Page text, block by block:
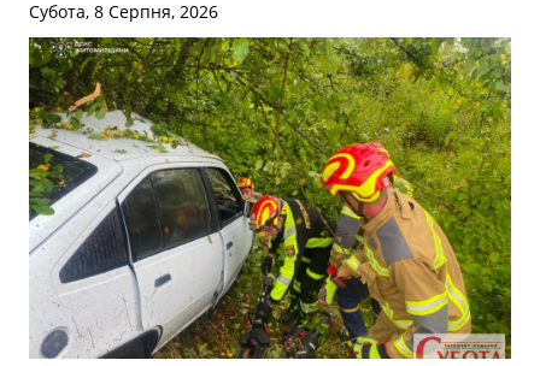
Субота, 8 Серпня, 2026